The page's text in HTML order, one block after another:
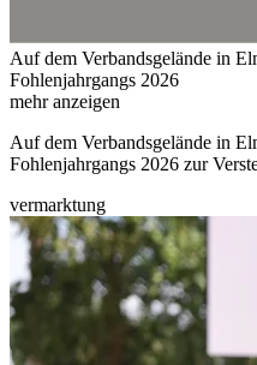
Auf dem Verbandsgelände in
Fohlenjahrgangs 2026
mehr anzeigen
Auf dem Verbandsgelände in
Fohlenjahrgangs 2026 zur
vermarktung